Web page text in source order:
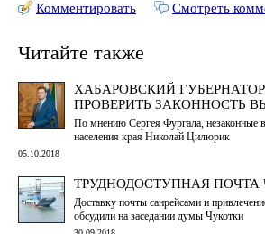
Комментировать Смотреть
Читайте также
ХАБАРОВСКИЙ
ПРОВЕРИТЬ ЗАКОННОСТЬ
По мнению Сергея Фургала, незаконные
населения края Николай Цилюрик
05.10.2018
ТРУДНОДОСТУПНАЯ ПОЧТА
Доставку почты санрейсами и
обсудили на заседании думы Чукотки